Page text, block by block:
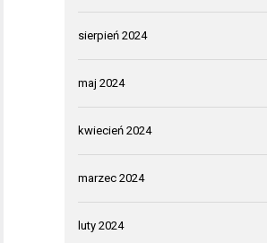
sierpień 2024
maj 2024
kwiecień 2024
marzec 2024
luty 2024